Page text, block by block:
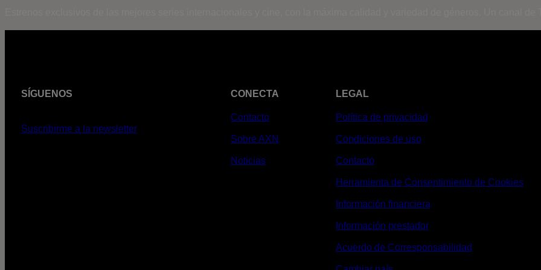
SÍGUENOS
Suscribirme a la newsletter
CONECTA
Contacto
Sobre AXN
Noticias
LEGAL
Política de privacidad
Condiciones de uso
Contacto
Herramienta de Consentimiento de Cookies
Información financiera
Información prestador
Acuerdo de Corresponsabilidad